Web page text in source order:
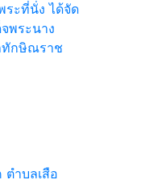
ระที่นั่ง ได้จัด
พระนาง
ทักษิณราช
ำบลเสือ